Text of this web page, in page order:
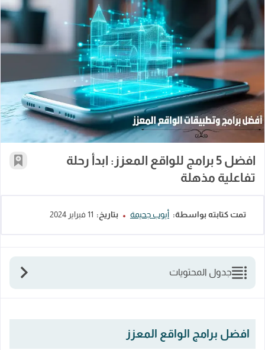
افضل 5 برامج للواقع المعزز: ابدأ رحلة تفاعلية مذهلة
افضل 5 برامج للواقع المعزز: ابدأ رحلة
تفاعلية مذهلة
أضف
تمت كتابته بواسطة: أيوب جحيمة بتاريخ: 11 فبراير 2024
جدول المحتويات
لماذا نستخدم برامج الواقع المعزز؟
افضل برامج الواقع المعزز